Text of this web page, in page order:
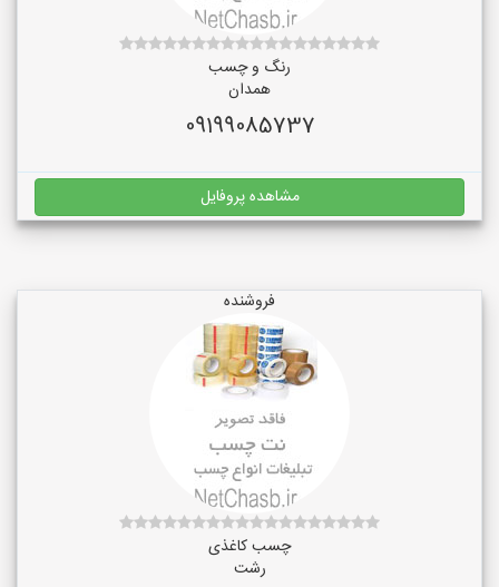
رنگ و چسب
همدان
09199085737
مشاهده پروفایل
فروشنده
چسب کاغذی
رشت